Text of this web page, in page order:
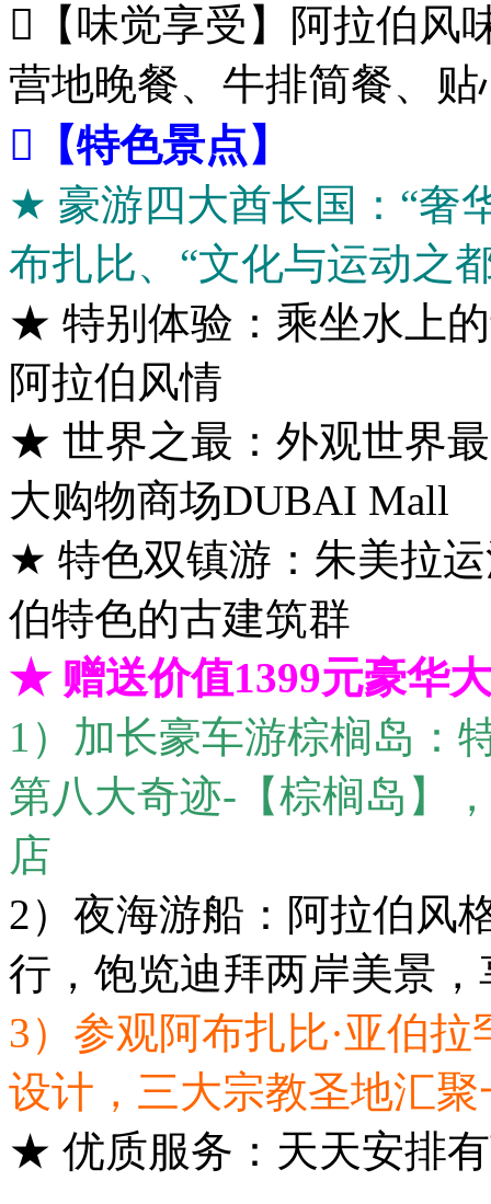
【味觉享受】阿拉伯风
营地晚餐、牛排简餐、
【特色景点】
★ 豪游四大酋长国：“奢
布扎比、“文化与运动之
★ 特别体验：乘坐水上
阿拉伯风情
★ 世界之最：外观世界
大购物商场DUBAI Mall
★ 特色双镇游：朱美拉
伯特色的古建筑群
★ 赠送价值1399元豪华
1）加长豪车游棕榈岛：
第八大奇迹-【棕榈岛】
店
2）夜海游船：阿拉伯风
行，饱览迪拜两岸美景
3）参观阿布扎比·亚伯
设计，三大宗教圣地汇
★ 优质服务：天天安排